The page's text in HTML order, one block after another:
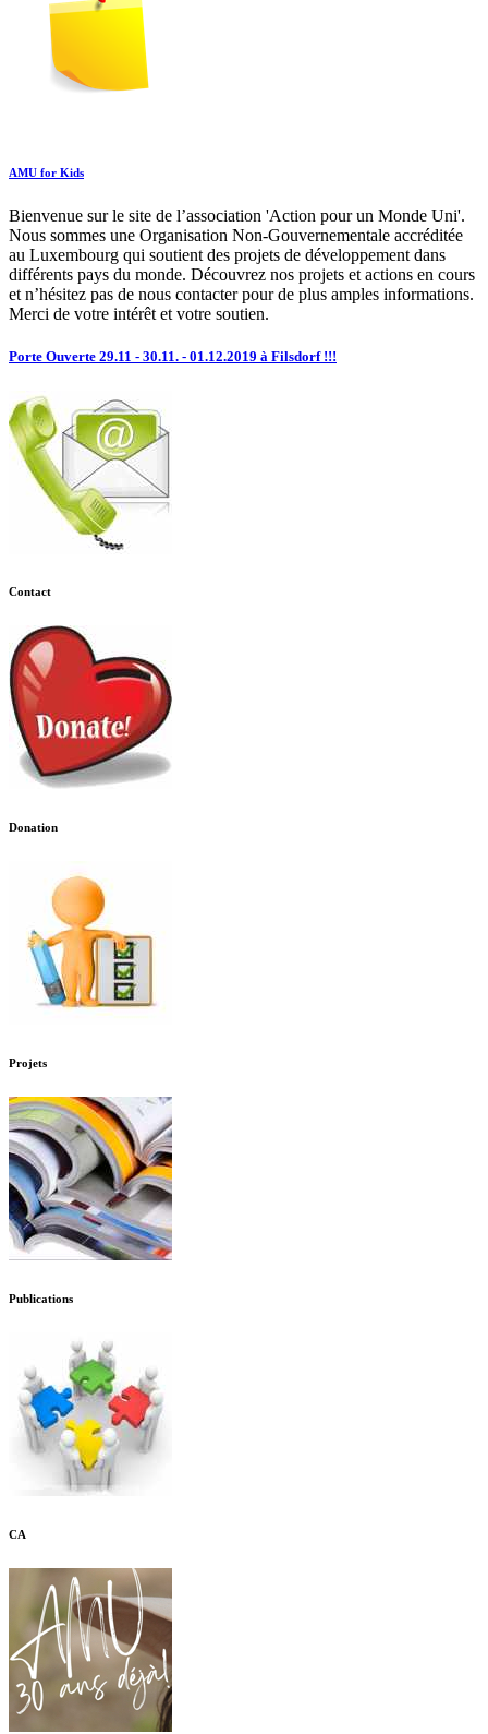
AMU for Kids
Bienvenue sur le site de l’association 'Action pour un Monde Uni'.
Nous sommes une Organisation Non-Gouvernementale accréditée
au Luxembourg qui soutient des projets de développement dans
différents pays du monde. Découvrez nos projets et actions en cours
et n’hésitez pas de nous contacter pour de plus amples informations.
Merci de votre intérêt et votre soutien.
Porte Ouverte 29.11 - 30.11. - 01.12.2019 à Filsdorf !!!
Contact
Donation
Projets
Publications
CA